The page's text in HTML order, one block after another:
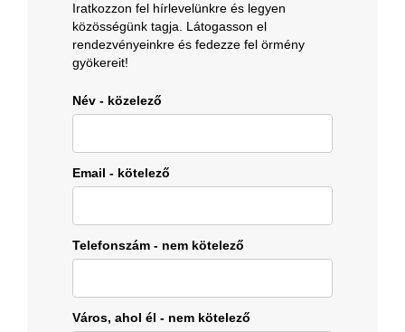
Iratkozzon fel hírlevelünkre és legyen
közösségünk tagja. Látogasson el
rendezvényeinkre és fedezze fel örmény
gyökereit!
Név - közelező
Email - kötelező
Telefonszám - nem kötelező
Város, ahol él - nem kötelező